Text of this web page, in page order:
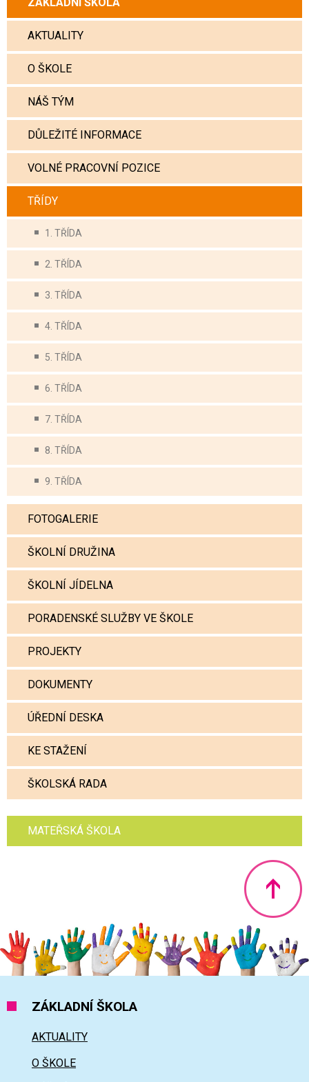
AKTUALITY
O ŠKOLE
NÁŠ TÝM
DŮLEŽITÉ INFORMACE
VOLNÉ PRACOVNÍ POZICE
TŘÍDY
1. TŘÍDA
2. TŘÍDA
3. TŘÍDA
4. TŘÍDA
5. TŘÍDA
6. TŘÍDA
7. TŘÍDA
8. TŘÍDA
9. TŘÍDA
FOTOGALERIE
ŠKOLNÍ DRUŽINA
ŠKOLNÍ JÍDELNA
PORADENSKÉ SLUŽBY VE ŠKOLE
PROJEKTY
DOKUMENTY
ÚŘEDNÍ DESKA
KE STAŽENÍ
ŠKOLSKÁ RADA
MATEŘSKÁ ŠKOLA
ZÁKLADNÍ ŠKOLA
AKTUALITY
O ŠKOLE